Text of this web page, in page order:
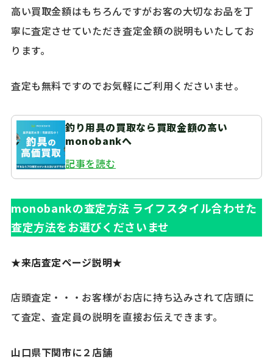
高い買取金額はもちろんですがお客の大切なお品を丁
寧に査定させていただき査定金額の説明もいたしてお
ります。
査定も無料ですのでお気軽にご利用くださいませ。
釣り用具の買取なら買取金額の高い
monobankへ
記事を読む
monobankの査定方法 ライフスタイル合わせた
査定方法をお選びくださいませ
★来店査定ページ説明★
店頭査定・・・お客様がお店に持ち込みされて店頭に
て査定、査定員の説明を直接お伝えできます。
山口県下関市に２店舗